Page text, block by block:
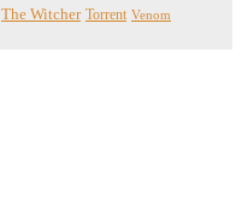
The Witcher Torrent Venom